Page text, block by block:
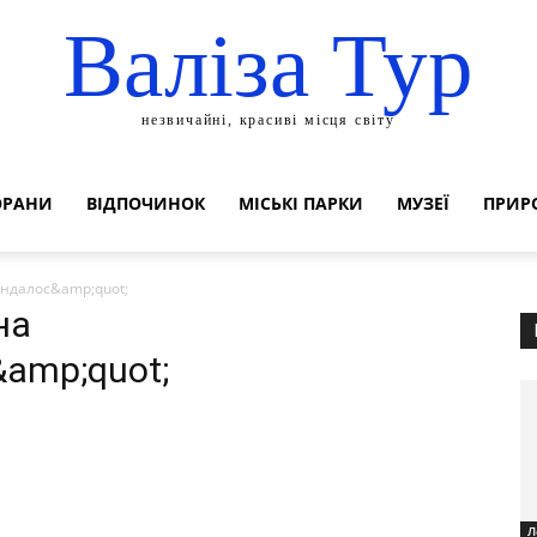
Валіза Тур
незвичайні, красиві місця світу
ВІДПОЧИНОК МІСЬКІ ПАРКИ МУЗЕЇ